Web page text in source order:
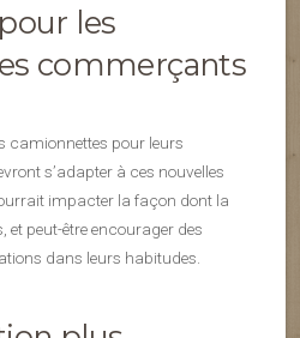
les
commerçants
camionnettes pour leurs
s’adapter à ces nouvelles
impacter la façon dont la
et peut-être encourager des
dans leurs habitudes.